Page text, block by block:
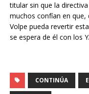
titular sin que la
muchos confían en
Volpe pueda revertir
se espera de él con los
CONTINÚA